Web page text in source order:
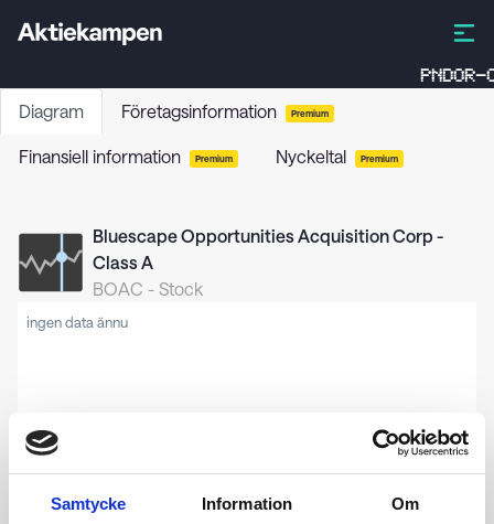
Samtycke Information Om
PNDOR-C
Diagram Företagsinformation Premium
Finansiell information Premium Nyckeltal Premium
Bluescape Opportunities Acquisition Corp -
Class A
BOAC - Stock
ingen data ännu